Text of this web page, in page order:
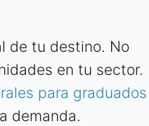
de tu destino. No
en tu sector.
para graduados
demanda.